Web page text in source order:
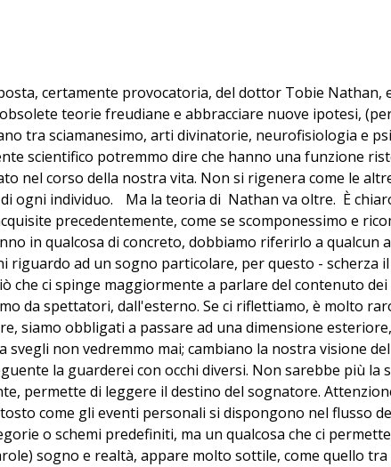
certamente provocatoria, del dottor Tobie Nathan,
teorie freudiane e abbracciare nuove ipotesi,
tra sciamanesimo, arti divinatorie, neurofisiologia e
scientifico potremmo dire che hanno una funzione
nel corso della nostra vita. Non si rigenera come le
ogni individuo. Ma la teoria di Nathan va oltre. È
precedentemente, come se scomponessimo e
in qualcosa di concreto, dobbiamo riferirlo a qualcun
riguardo ad un sogno particolare, per questo - scherza
che ci spinge maggiormente a parlare del contenuto
da spettatori, dall'esterno. Se ci riflettiamo, è molto
siamo obbligati a passare ad una dimensione
non vedremmo mai; cambiano la nostra visione
la guarderei con occhi diversi. Non sarebbe più
permette di leggere il destino del sognatore.
come gli eventi personali si dispongono nel flusso
o schemi predefiniti, ma un qualcosa che ci
sogno e realtà, appare molto sottile, come quello